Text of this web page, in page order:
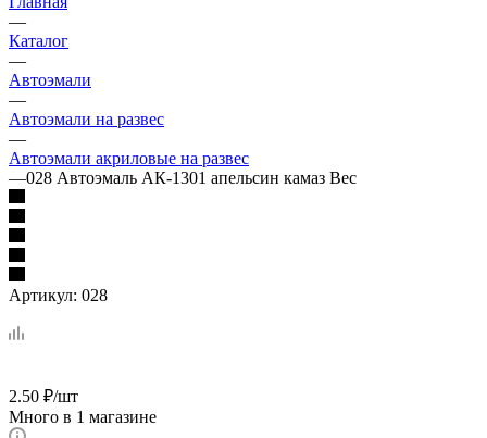
—
Каталог
—
Автоэмали
—
Автоэмали на развес
—
Автоэмали акриловые на развес
—028 Автоэмаль АК-1301 апельсин камаз Вес
Артикул: 028
2.50 ₽/шт
Много в 1 магазине